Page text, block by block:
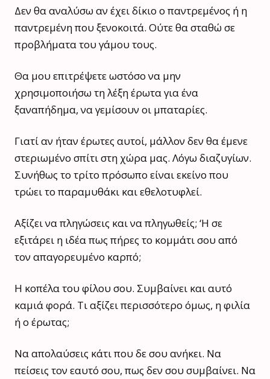
Δεν θα αναλύσω αν έχει δίκιο ο παντρεμένος ή η
παντρεμένη που ξενοκοιτά. Ούτε θα σταθώ σε
προβλήματα του γάμου τους.
Θα μου επιτρέψετε ωστόσο να μην
χρησιμοποιήσω τη λέξη έρωτα για ένα
ξαναπήδημα, να γεμίσουν οι μπαταρίες.
Γιατί αν ήταν έρωτες αυτοί, μάλλον δεν θα έμενε
στεριωμένο σπίτι στη χώρα μας. Λόγω διαζυγίων.
Συνήθως το τρίτο πρόσωπο είναι εκείνο που
τρώει το παραμυθάκι και εθελοτυφλεί.
Αξίζει να πληγώσεις και να πληγωθείς; ‘H σε
εξιτάρει η ιδέα πως πήρες το κομμάτι σου από
τον απαγορευμένο καρπό;
Η κοπέλα του φίλου σου. Συμβαίνει και αυτό
καμιά φορά. Τι αξίζει περισσότερο όμως, η φιλία
ή ο έρωτας;
Να απολαύσεις κάτι που δε σου ανήκει. Να
πείσεις τον εαυτό σου, πως δεν σου συμβαίνει. Να